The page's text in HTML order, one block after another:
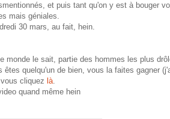
et puis tant qu'on y est à bouger
mais géniales.
30 mars, au fait, hein.
le sait, partie des hommes les plus
quelqu'un de bien, vous la faites gagner
cliquez là.
quand même hein